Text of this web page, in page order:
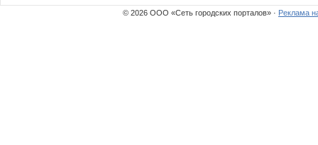
© 2026 ООО «Сеть городских порталов» · Реклама